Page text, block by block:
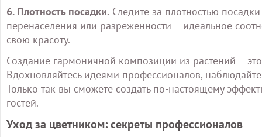
6. Плотность посадки. Следите за плотностью
перенаселения или разреженности – идеальное
свою красоту.
Создание гармоничной композиции из растений –
Вдохновляйтесь идеями профессионалов,
Только так вы сможете создать по-настоящему
гостей.
Уход за цветником: секреты профессионалов